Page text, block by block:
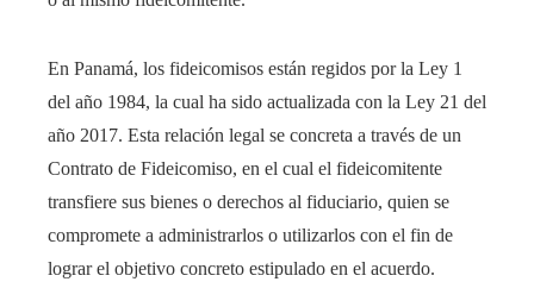
En Panamá, los fideicomisos están regidos por la Ley 1
del año 1984, la cual ha sido actualizada con la Ley 21 del
año 2017. Esta relación legal se concreta a través de un
Contrato de Fideicomiso, en el cual el fideicomitente
transfiere sus bienes o derechos al fiduciario, quien se
compromete a administrarlos o utilizarlos con el fin de
lograr el objetivo concreto estipulado en el acuerdo.